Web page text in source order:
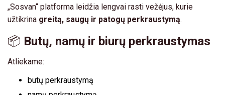
„Sosvan“ platforma leidžia lengvai rasti vežėjus, kurie
užtikrina greitą, saugų ir patogų perkraustymą.
📦 Butų, namų ir biurų perkraustymas
Atliekame:
butų perkraustymą